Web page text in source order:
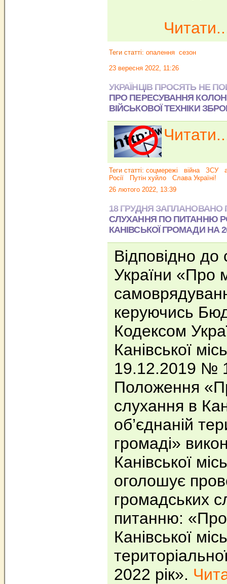
Теги статті: опалення сезон
23 вересня 2022, 11:26
УКРАЇНЦІВ ПРОСЯТЬ НЕ
ПРО ПЕРЕСУВАННЯ
ВІЙСЬКОВОЇ ТЕХНІКИ
Теги статті: соцмережі війна ЗСУ
Росії
Путін хуйло
Слава Україні!
26 лютого 2022, 13:39
18 ГРУДНЯ ЗАПЛАНОВАНО
СЛУХАННЯ ПО ПИТАННЮ
КАНІВСЬКОЇ ГРОМАДИ НА
Відповідно до
України «Про
керуючись
Кодексом
Канівської
19.12.2019 №
Положення
слухання в
об’єднаній
громаді»
Канівської
оголошує
громадських
питанню:
Канівської
2022 рік».